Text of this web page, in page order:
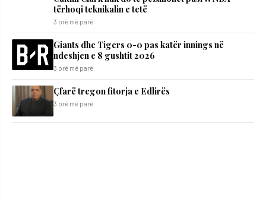
tërhoqi teknikalin e tetë
3 orë më parë
Giants dhe Tigers 0-0 pas katër innings në
ndeshjen e 8 gushtit 2026
3 orë më parë
Çfarë tregon fitorja e Edlirës
3 orë më parë